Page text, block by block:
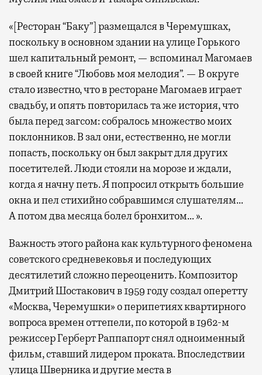
«[Ресторан “Баку”] размещался в Черемушках,
поскольку в основном здании на улице Горького
шел капитальный ремонт, — вспоминал Магомаев
в своей книге “Любовь моя мелодия”. — В округе
стало известно, что в ресторане Магомаев играет
свадьбу, и опять повторилась та же история, что
была перед загсом: собралось множество моих
поклонников. В зал они, естественно, не могли
попасть, поскольку он был закрыт для других
посетителей. Люди стояли на морозе и ждали,
когда я начну петь. Я попросил открыть большие
окна и пел стихийно собравшимся слушателям…
А потом два месяца болел бронхитом… ».
Важность этого района как культурного феномена
советского средневековья и последующих
десятилетий сложно переоценить. Композитор
Дмитрий Шостакович в 1959 году создал оперетту
«Москва, Черемушки» о перипетиях квартирного
вопроса времен оттепели, по которой в 1962-м
режиссер Герберт Раппапорт снял одноименный
фильм, ставший лидером проката. Впоследствии
улица Шверника и другие места в